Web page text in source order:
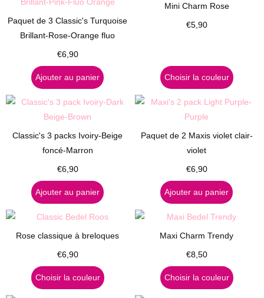
Paquet de 3 Classic's Turquoise
Brillant-Rose-Orange fluo
€6,90
Ajouter au panier
Mini Charm Rose
€5,90
Choisir la couleur
Classic's 3 packs Ivoiry-Beige
foncé-Marron
€6,90
Ajouter au panier
Paquet de 2 Maxis violet clair-
violet
€6,90
Ajouter au panier
Rose classique à breloques
€6,90
Choisir la couleur
Maxi Charm Trendy
€8,50
Choisir la couleur